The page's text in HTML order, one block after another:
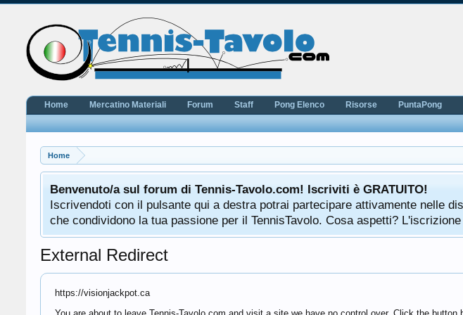
Home
Benvenuto/a sul forum di Tennis-Tavolo.com! Iscriviti è GRATUITO!
Iscrivendoti con il pulsante qui a destra potrai partecipare attivamente nelle
che condividono la tua passione per il TennisTavolo. Cosa aspetti?
External Redirect
https://visionjackpot.ca
Home Mercatino Materiali Forum Staff Pong Elenco Risorse PuntaPong